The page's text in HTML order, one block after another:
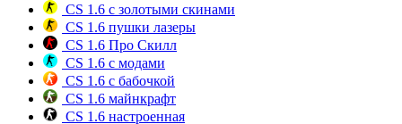
CS 1.6 с золотыми скинами
CS 1.6 пушки лазеры
CS 1.6 Про Скилл
CS 1.6 с модами
CS 1.6 с бабочкой
CS 1.6 майнкрафт
CS 1.6 настроенная